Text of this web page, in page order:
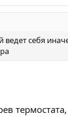
ведет себя